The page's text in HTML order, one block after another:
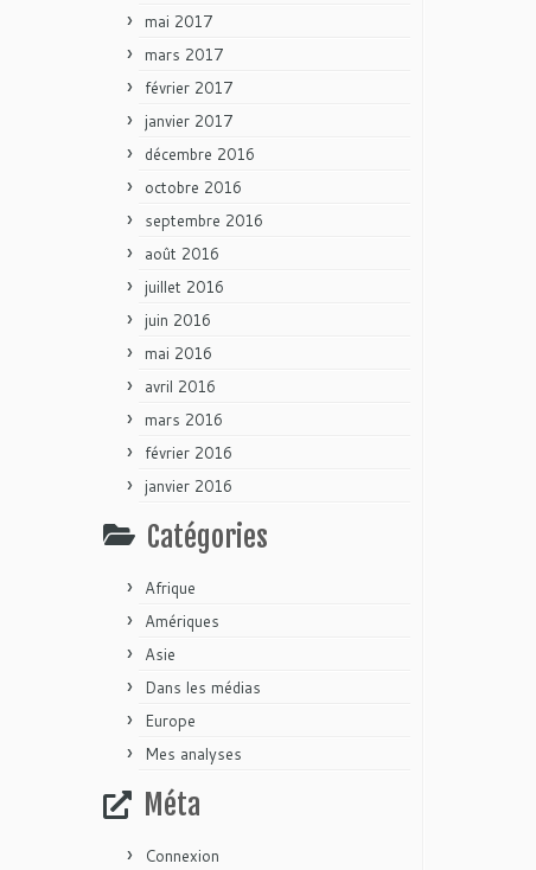
mai 2017
mars 2017
février 2017
janvier 2017
décembre 2016
octobre 2016
septembre 2016
août 2016
juillet 2016
juin 2016
mai 2016
avril 2016
mars 2016
février 2016
janvier 2016
Catégories
Afrique
Amériques
Asie
Dans les médias
Europe
Mes analyses
Méta
Connexion